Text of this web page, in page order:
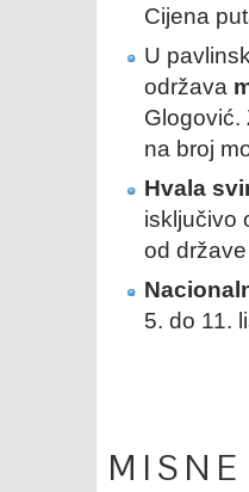
Cijena
U
održava
Glogović.
na broj
Hvala
isključivo
od
5. do 11.
M I S N